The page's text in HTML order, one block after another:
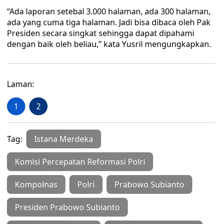
“Ada laporan setebal 3.000 halaman, ada 300 halaman,
ada yang cuma tiga halaman. Jadi bisa dibaca oleh Pak
Presiden secara singkat sehingga dapat dipahami
dengan baik oleh beliau,” kata Yusril mengungkapkan.
Laman:
1 2
Tag: Istana Merdeka
Komisi Percepatan Reformasi Polri
Kompolnas Polri Prabowo Subianto
Presiden Prabowo Subianto